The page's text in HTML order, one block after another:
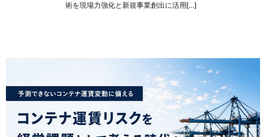
術を現場力強化と新規事業創出に活用[…]